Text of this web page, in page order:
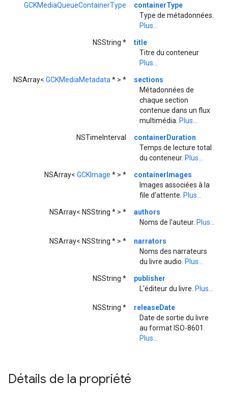
GCKMediaQueueContainerType
containerType
Type de métadonnées.
Plus...
NSString *
title
Titre du conteneur
Plus...
NSArray< GCKMediaMetadata * > *
sections
Métadonnées de
chaque section
contenue dans un flux
multimédia. Plus...
NSTimeInterval
containerDuration
Temps de lecture total
du conteneur. Plus...
NSArray< GCKImage * > *
containerImages
Images associées à la
file d'attente. Plus...
NSArray< NSString * > *
authors
Noms de l'auteur. Plus...
NSArray< NSString * > *
narrators
Noms des narrateurs
du livre audio. Plus...
NSString *
publisher
L'éditeur du livre. Plus...
NSString *
releaseDate
Date de sortie du livre
au format ISO-8601.
Plus...
Détails de la propriété